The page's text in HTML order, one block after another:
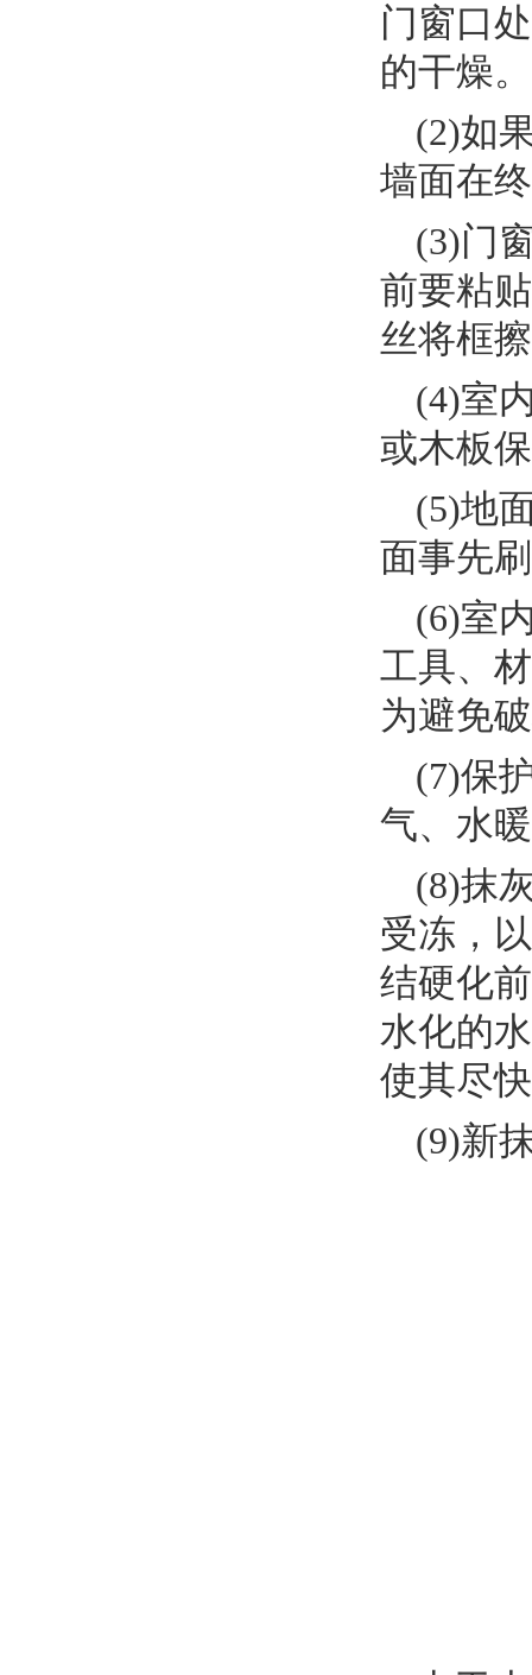
门窗口
的干燥。
(2)如
墙面在
(3)门
前要粘
丝将框
(4)室
或木板
(5)地
面事先
(6)室
工具、
为避免
(7)保
气、水
(8)抹
受冻，
结硬化
水化的
使其尽
(9)新